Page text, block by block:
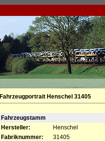
Fahrzeugportrait Henschel 31405
Fahrzeugstamm
Hersteller:
Henschel
Fabriknummer:
31405